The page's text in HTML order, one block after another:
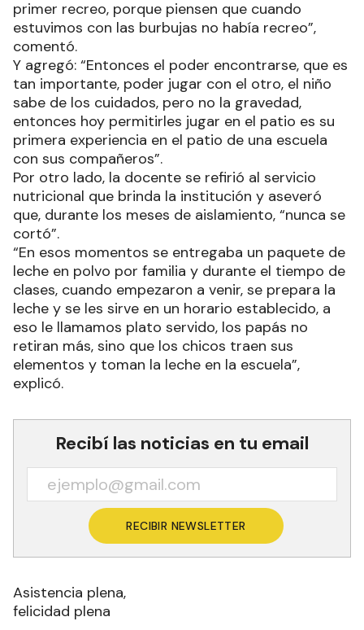
primer recreo, porque piensen que cuando
estuvimos con las burbujas no había recreo”,
comentó.
Y agregó: “Entonces el poder encontrarse, que es
tan importante, poder jugar con el otro, el niño
sabe de los cuidados, pero no la gravedad,
entonces hoy permitirles jugar en el patio es su
primera experiencia en el patio de una escuela
con sus compañeros”.
Por otro lado, la docente se refirió al servicio
nutricional que brinda la institución y aseveró
que, durante los meses de aislamiento, “nunca se
cortó”.
“En esos momentos se entregaba un paquete de
leche en polvo por familia y durante el tiempo de
clases, cuando empezaron a venir, se prepara la
leche y se les sirve en un horario establecido, a
eso le llamamos plato servido, los papás no
retiran más, sino que los chicos traen sus
elementos y toman la leche en la escuela”,
explicó.
Recibí las noticias en tu email
RECIBIR NEWSLETTER
Asistencia plena,
felicidad plena